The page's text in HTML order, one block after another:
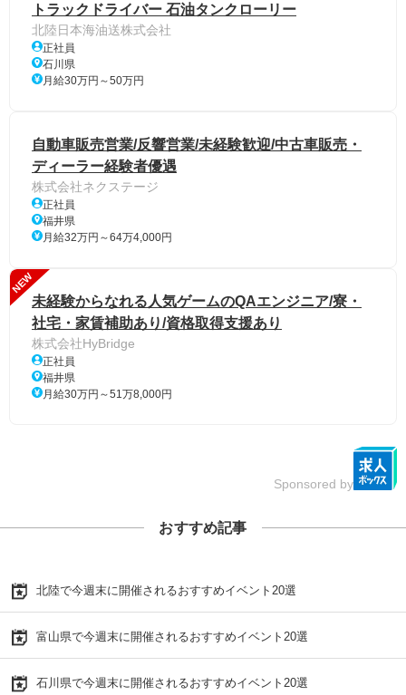
トラックドライバー 石油タンクローリー
北陸日本海油送株式会社
正社員
石川県
月給30万円～50万円
自動車販売営業/反響営業/未経験歓迎/中古車販売・
ディーラー経験者優遇
株式会社ネクステージ
正社員
福井県
月給32万円～64万4,000円
NEW
未経験からなれる人気ゲームのQAエンジニア/寮・
社宅・家賃補助あり/資格取得支援あり
株式会社HyBridge
正社員
福井県
月給30万円～51万8,000円
Sponsored by
おすすめ記事
北陸で今週末に開催されるおすすめイベント20選
富山県で今週末に開催されるおすすめイベント20選
石川県で今週末に開催されるおすすめイベント20選